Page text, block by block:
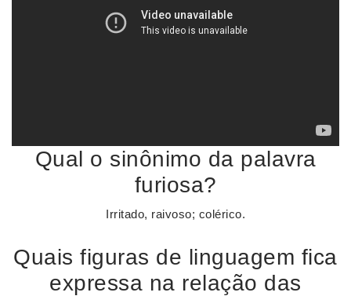
Qual o sinônimo da palavra
furiosa?
Irritado, raivoso; colérico.
Quais figuras de linguagem fica
expressa na relação das